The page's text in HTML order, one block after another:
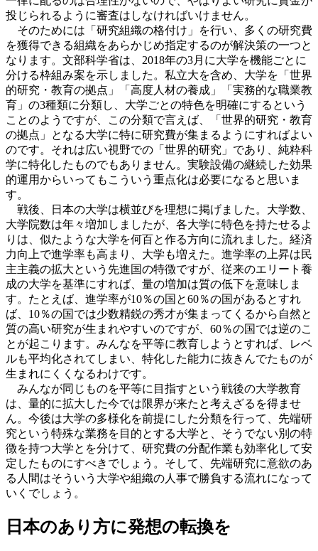
投じられるように審査はしなければいけません。
そのためには「研究組織の格付け」を行い、多くの研究費
を獲得できる組織をあらかじめ指定するのが解決策の一つと
なります。文部科学省は、2018年の3月に大学を機能ごとに
分ける枠組み案を示しました。私立大を含め、大学を「世界
的研究・教育の拠点」「高度人材の養成」「実務的な職業教
育」の3種類に分類し、大学ごとの特色を明確にするという
ことのようですが、この分類で言えば、「世界的研究・教育
の拠点」となる大学に特に研究費が集まるようにすればよい
のです。それは広い視野での「世界的研究」であり、純粋科
学に特化したものでもありません。実験設備の継続した効果
的運用からいってもこういう重点化は必要になると思いま
す。
戦後、日本の大学は横並びを理想に掲げました。大学数、
大学院数は年々増加しましたが、各大学に特色を持たせるよ
りは、似たような大学を何百と作る方向に流れました。経済
力向上で進学率も高まり、大学も増えた。進学率の上昇は民
主主義の拡大という先進国の特徴ですが、従来のエリート養
成の大学を基準にすれば、量の増加は質の低下を意味しま
す。たとえば、進学率が10％の国と60％の国があるとすれ
ば、10％の国では少数精鋭の秀才が集まってくるから自然と
質の高い研究が生まれやすいのですが、60％の国では逆のこ
とが起こります。みんなを平等に教育しようとすれば、レベ
ルも平均化されてしまい、特化した能力に抜きんでたものが
生まれにくくなるわけです。
みんなが同じものを平等に目指すという戦後の大学教育
は、量的に拡大した今では限界が来たと考えざるを得ませ
ん。今後は大学の多様化を前提にした分類を行って、先端研
究という特殊な業務を目的とする大学と、そうでない別の特
徴を持つ大学とを分けて、研究費の分配作業も効率化して安
定したものにすべきでしょう。そして、先端研究に意欲のあ
る人間はそういう大学や組織の人事で勝負する流れになって
いくでしょう。
日本のあり方に発想の転換を